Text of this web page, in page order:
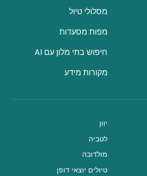
מסלולי טיול
מפות מסעדות
חיפוש בתי מלון עם AI
מקורות מידע
יוון
לטביה
מולדובה
טיולים יוצאי דופן